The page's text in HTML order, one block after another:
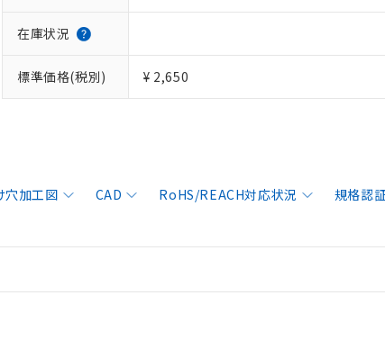
在庫状況
標準価格(税別) ¥ 2,650
穴加工図 CAD RoHS/REACH対応状況 規格認